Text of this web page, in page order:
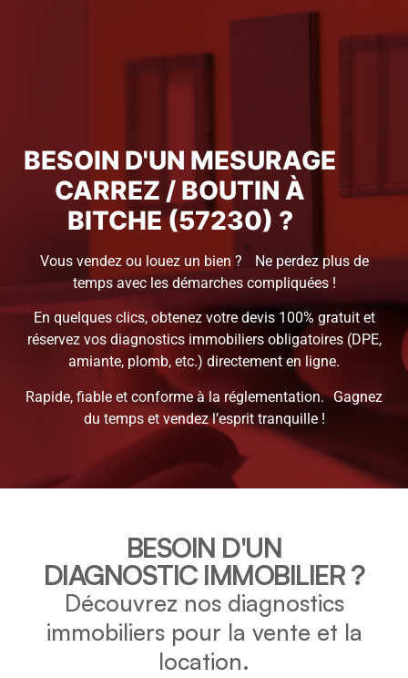
BESOIN D'UN MESURAGE
CARREZ / BOUTIN À
BITCHE (57230) ?
Vous vendez ou louez un bien ? Ne perdez plus de
temps avec les démarches compliquées !
En quelques clics, obtenez votre devis 100% gratuit et
réservez vos diagnostics immobiliers obligatoires (DPE,
amiante, plomb, etc.) directement en ligne.
Rapide, fiable et conforme à la réglementation. Gagnez
du temps et vendez l’esprit tranquille !
BESOIN D'UN
DIAGNOSTIC IMMOBILIER ?
Découvrez nos diagnostics
immobiliers pour la vente et la
location.